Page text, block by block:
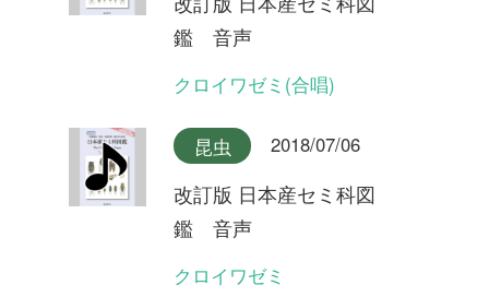
鑑 音声
エゾチッチゼミ
2018/07/06
改訂版 日本産セミ科図
チッチゼミ
昆虫 2018/07/06